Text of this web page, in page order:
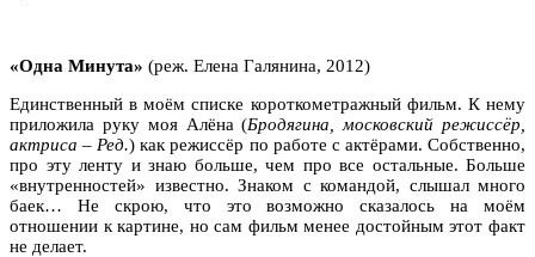
«Одна Минута» (реж. Елена Галянина, 2012)
Единственный в моём списке короткометражный фильм. К нему
приложила руку моя Алёна (Бродягина, московский режиссёр,
актриса – Ред.) как режиссёр по работе с актёрами. Собственно,
про эту ленту и знаю больше, чем про все остальные. Больше
«внутренностей» известно. Знаком с командой, слышал много
баек… Не скрою, что это возможно сказалось на моём
отношении к картине, но сам фильм менее достойным этот факт
не делает.